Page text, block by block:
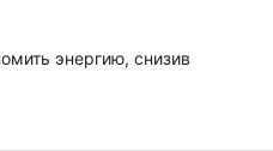
энергию, снизив